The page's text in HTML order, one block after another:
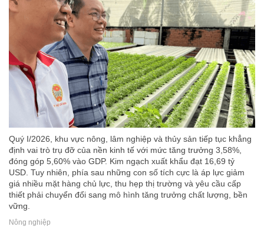
Quý I/2026, khu vực nông, lâm nghiệp và thủy sản tiếp tục khẳng
định vai trò trụ đỡ của nền kinh tế với mức tăng trưởng 3,58%,
đóng góp 5,60% vào GDP. Kim ngạch xuất khẩu đạt 16,69 tỷ
USD. Tuy nhiên, phía sau những con số tích cực là áp lực giảm
giá nhiều mặt hàng chủ lực, thu hẹp thị trường và yêu cầu cấp
thiết phải chuyển đổi sang mô hình tăng trưởng chất lượng, bền
vững.
Nông nghiệp